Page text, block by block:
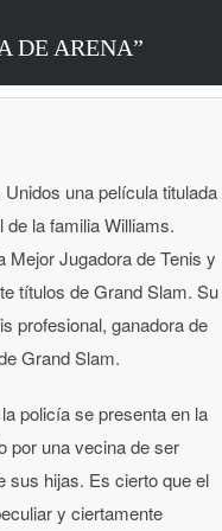
DE ARENA”
una película titulada
de la familia Williams.
Mejor Jugadora de Tenis y
títulos de Grand Slam. Su
profesional, ganadora de
Grand Slam.
policía se presenta en la
por una vecina de ser
sus hijas. Es cierto que el
y ciertamente